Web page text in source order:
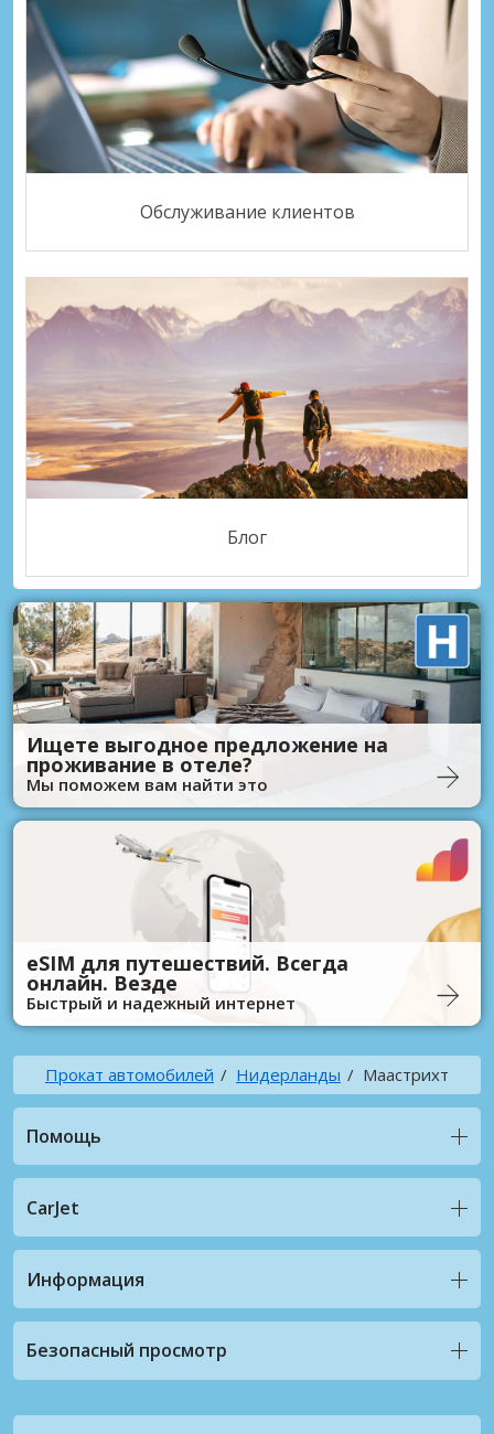
Обслуживание клиентов
Блог
Ищете выгодное предложение на
проживание в отеле?
Мы поможем вам найти это
eSIM для путешествий. Всегда
онлайн. Везде
Быстрый и надежный интернет
Прокат автомобилей Нидерланды Маастрихт
Помощь
CarJet
Информация
Безопасный просмотр